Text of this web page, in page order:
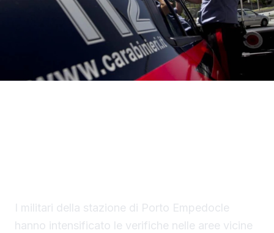
I militari della stazione di Porto Empedocle
hanno intensificato le verifiche nelle aree vicine